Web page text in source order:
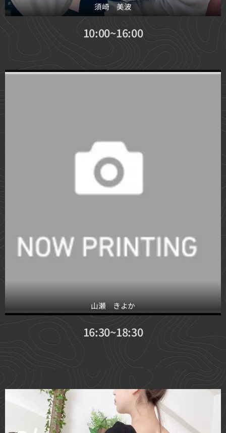
須崎 美波
10:00~16:00
山瀬 きよか
16:30~18:30